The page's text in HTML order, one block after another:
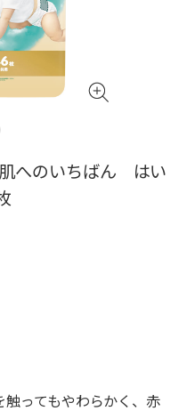
へのいちばん はい
ってもやわらかく、赤